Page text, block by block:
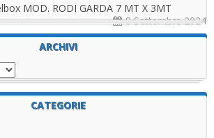
MOD. RODI GARDA 7 MT X 3MT
8 Settembre 2024
ARCHIVI
CATEGORIE